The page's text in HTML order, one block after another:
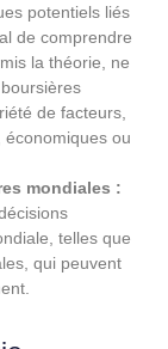
potentiels liés
de comprendre
la théorie, ne
de facteurs,
ou
mondiales :
telles que
qui peuvent